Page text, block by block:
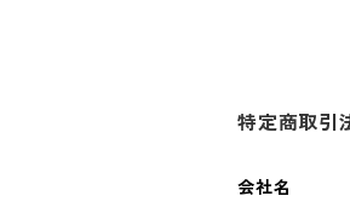
特定商取引
会社名